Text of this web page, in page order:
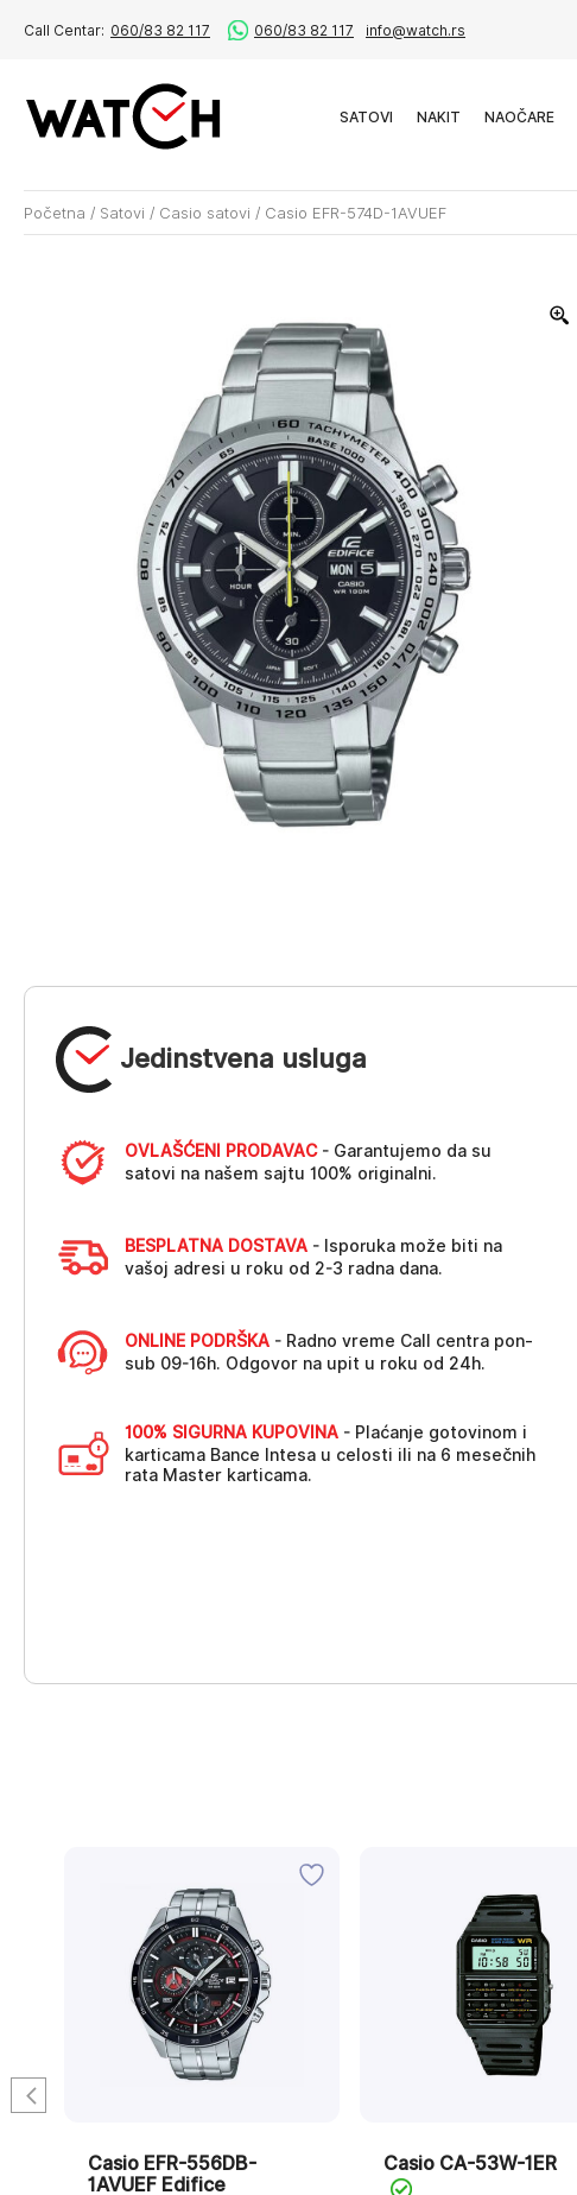
Call Centar: 060/83 82 117 060/83 82 117 info@watch.rs
SATOVI NAKIT NAOČARE
Početna / Satovi / Casio satovi / Casio EFR-574D-1AVUEF
Jedinstvena usluga
OVLAŠĆENI PRODAVAC- Garantujemo da su
satovi na našem sajtu 100% originalni.
BESPLATNA DOSTAVA - Isporuka može biti na
vašoj adresi u roku od 2-3 radna dana.
ONLINE PODRŠKA - Radno vreme Call centra pon-
sub 09-16h. Odgovor na upit u roku od 24h.
100% SIGURNA KUPOVINA - Plaćanje gotovinom i
karticama Bance Intesa u celosti ili na 6 mesečnih
rata Master karticama.
Casio EFR-556DB-
1AVUEF Edifice
Casio CA-53W-1ER